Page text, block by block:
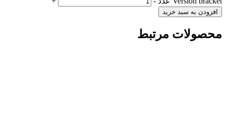
افزودن به سبد خرید
محصولات مرتبط